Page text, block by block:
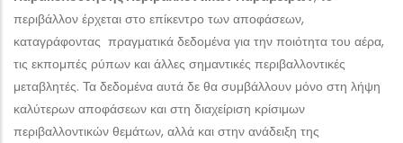
περιβάλλον έρχεται στο επίκεντρο των αποφάσεων,
καταγράφοντας πραγματικά δεδομένα για την ποιότητα του αέρα,
τις εκπομπές ρύπων και άλλες σημαντικές περιβαλλοντικές
μεταβλητές. Τα δεδομένα αυτά δε θα συμβάλλουν μόνο στη λήψη
καλύτερων αποφάσεων και στη διαχείριση κρίσιμων
περιβαλλοντικών θεμάτων, αλλά και στην ανάδειξη της